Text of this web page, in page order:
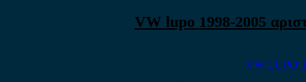
VW lupo 1998-2005
VW LUPO